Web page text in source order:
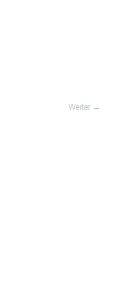
Weiter →